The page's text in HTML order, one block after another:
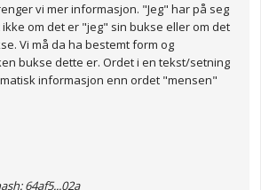
vi mer informasjon. "Jeg" har på seg
om det er "jeg" sin bukse eller om det
Vi må da ha bestemt form og
bukse dette er. Ordet i en tekst/setning
informasjon enn ordet "mensen"
64af5...02a